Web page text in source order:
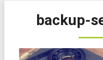
backup-